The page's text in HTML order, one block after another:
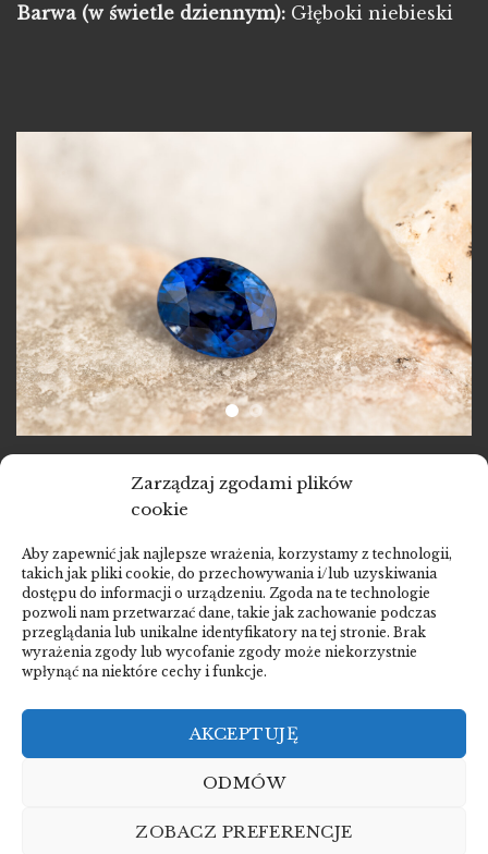
Zarządzaj zgodami plików
cookie
Aby zapewnić jak najlepsze wrażenia, korzystamy z technologii,
takich jak pliki cookie, do przechowywania i/lub uzyskiwania
dostępu do informacji o urządzeniu. Zgoda na te technologie
pozwoli nam przetwarzać dane, takie jak zachowanie podczas
przeglądania lub unikalne identyfikatory na tej stronie. Brak
wyrażenia zgody lub wycofanie zgody może niekorzystnie
wpłynąć na niektóre cechy i funkcje.
AKCEPTUJĘ
ODMÓW
ZOBACZ PREFERENCJE
Barwa (w świetle dziennym): Głęboki niebieski
SZAFIR
Wymiary:7.42 x 5.88 x 4.16 mm
Kształt:Owalny
Rodzaj szlifu:Brylantowo-schodkowy
Barwa (w świetle dziennym):Jaskrawo-niebieski
PRZYKŁADOWE INWESTYCJE
POLITYKA PRYWATNOŚCI I COOKIES